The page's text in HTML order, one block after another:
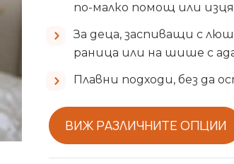
по-малко помощ или
За деца, заспиващи с
раница или на шише с
Плавни подходи, без да
ВИЖ РАЗЛИЧНИТЕ ОПЦИИ